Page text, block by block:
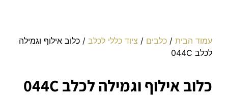
עמוד הבית /כלבים / ציוד כללי לכלב / כלוב אילוף וגמילה
לכלב 044C
כלוב אילוף וגמילה לכלב 044C